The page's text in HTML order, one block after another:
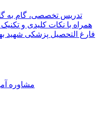
تدریس تخصصی، گام به
همراه با نکات کلیدی و
فارغ التحصیل پزشکی شهید
مشاوره